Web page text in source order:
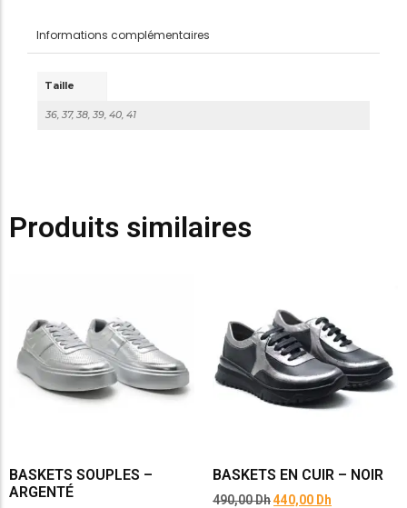
Informations complémentaires
Taille
36, 37, 38, 39, 40, 41
Produits similaires
BASKETS SOUPLES –
ARGENTÉ
BASKETS EN CUIR – NOIR
490,00Dh440,00 Dh